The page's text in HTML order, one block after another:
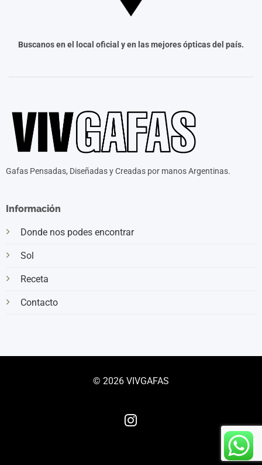
Buscanos en el local oficial y en las mejores ópticas del país.
Gafas Pensadas, Diseñadas y Creadas por manos Argentinas.
Información
Donde nos podes encontrar
Sol
Receta
Contacto
© 2026 VIVGAFAS